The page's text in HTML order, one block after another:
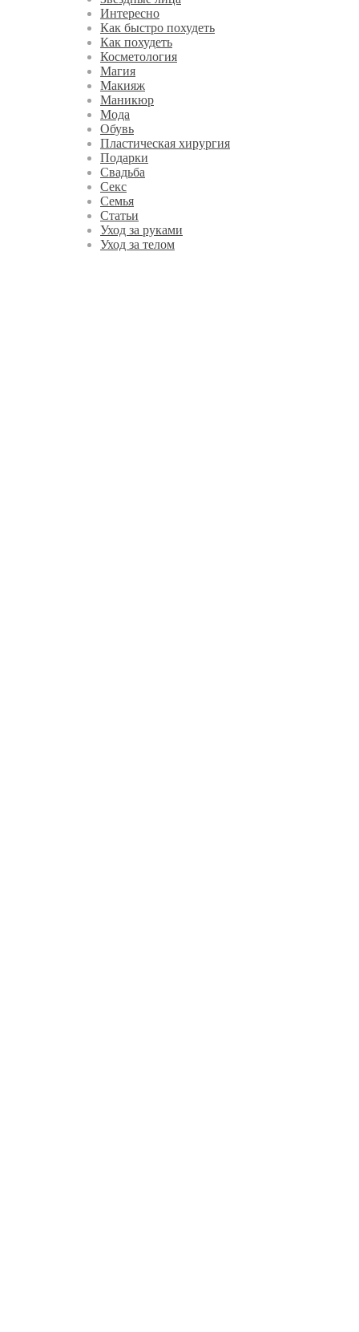
Интересно
Как быстро похудеть
Как похудеть
Косметология
Магия
Макияж
Маникюр
Мода
Обувь
Пластическая хирургия
Подарки
Свадьба
Секс
Семья
Статьи
Уход за руками
Уход за телом